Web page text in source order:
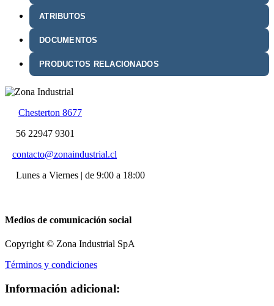
ATRIBUTOS
DOCUMENTOS
PRODUCTOS RELACIONADOS
Chesterton 8677
56 22947 9301
contacto@zonaindustrial.cl
Lunes a Viernes | de 9:00 a 18:00
Medios de comunicación social
Copyright © Zona Industrial SpA
Términos y condiciones
Información adicional: